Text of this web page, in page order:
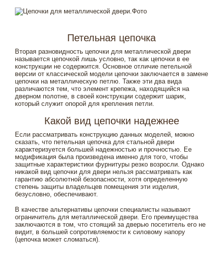
Петельная цепочка
Вторая разновидность цепочки для металлической двери
называется цепочкой лишь условно, так как цепочки в ее
конструкции не содержится. Основное отличие петельной
версии от классической модели цепочки заключается в замене
цепочки на металлическую петлю. Также эти два вида
различаются тем, что элемент крепежа, находящийся на
дверном полотне, в своей конструкции содержит шарик,
который служит опорой для крепления петли.
Какой вид цепочки надежнее
Если рассматривать конструкцию данных моделей, можно
сказать, что петельная цепочка для стальной двери
характеризуется большей надежностью и прочностью. Ее
модификация была произведена именно для того, чтобы
защитные характеристики фурнитуры резко возросли. Однако
никакой вид цепочки для двери нельзя рассматривать как
гарантию абсолютной безопасности, хотя определенную
степень защиты владельцев помещения эти изделия,
безусловно, обеспечивают.
В качестве альтернативы цепочки специалисты называют
ограничитель для металлической двери. Его преимущества
заключаются в том, что стоящий за дверью посетитель его не
видит, в большей сопротивляемости к силовому напору
(цепочка может сломаться).